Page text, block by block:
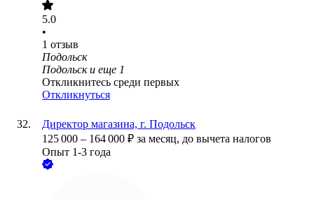
5.0
•
1 отзыв
Подольск
Подольск и еще 1
Откликнитесь среди первых
Откликнуться
Директор магазина, г. Подольск
125 000 – 164 000 ₽ за месяц, до вычета налогов
Опыт 1-3 года